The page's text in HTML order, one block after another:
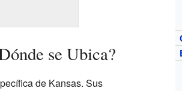
se Ubica?
de Kansas. Sus